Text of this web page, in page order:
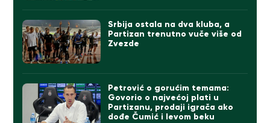
Srbija ostala na dva kluba, a
Partizan trenutno vuče više od
Zvezde
Petrović o gorućim temama:
Govorio o najvećoj plati u
Partizanu, prodaji igrača ako
dođe Čumić i levom beku